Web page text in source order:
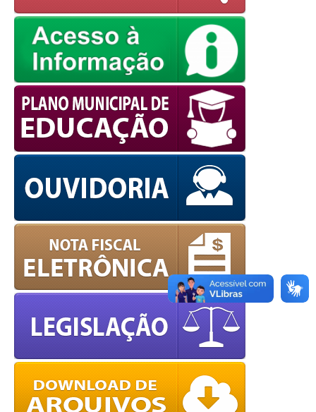
OK
European Commission |